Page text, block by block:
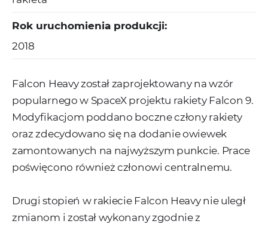
Rok uruchomienia produkcji:
2018
Falcon Heavy został zaprojektowany na wzór
popularnego w SpaceX projektu rakiety Falcon 9.
Modyfikacjom poddano boczne człony rakiety
oraz zdecydowano się na dodanie owiewek
zamontowanych na najwyższym punkcie. Prace
poświęcono również członowi centralnemu.
Drugi stopień w rakiecie Falcon Heavy nie uległ
zmianom i został wykonany zgodnie z